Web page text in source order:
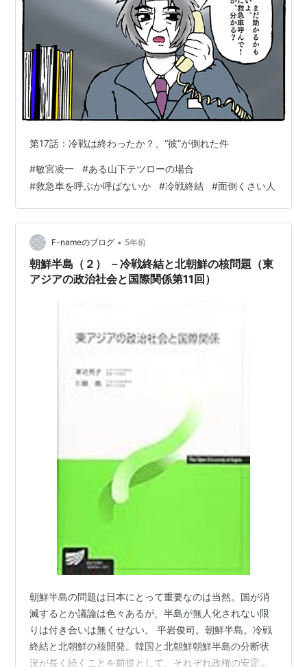
第17話：冷戦は終わったか？、“彼”が倒れた件
#敏宮凌一 #ある山下テツローの場合
#救急車を呼ぶか呼ばないか #冷戦終結 #面倒くさい人
F-nameのブログ • 5年前
朝鮮半島（２） －冷戦終結と北朝鮮の核問題（東
アジアの政治社会と国際関係第11回）
朝鮮半島の問題は日本にとって重要なのは当然。国が消
滅するとか議論は色々あるが、半島が無人化されない限
りは付き合いは無くせない。 平岩俊司。朝鮮半島。冷戦
終結と北朝鮮の核開発。韓国と北朝鮮朝鮮半島の分断状
況が長く続くことを前提として、それぞれ政権の安定度